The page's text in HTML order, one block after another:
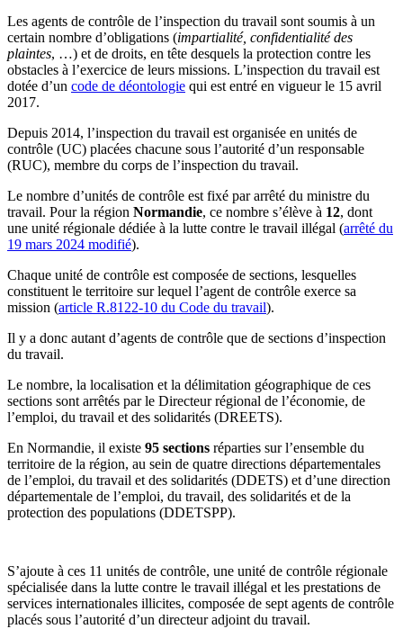
Les agents de contrôle de l’inspection du travail sont soumis à un
certain nombre d’obligations (impartialité, confidentialité des
plaintes, …) et de droits, en tête desquels la protection contre les
obstacles à l’exercice de leurs missions. L’inspection du travail est
dotée d’un code de déontologie qui est entré en vigueur le 15 avril
2017.
Depuis 2014, l’inspection du travail est organisée en unités de
contrôle (UC) placées chacune sous l’autorité d’un responsable
(RUC), membre du corps de l’inspection du travail.
Le nombre d’unités de contrôle est fixé par arrêté du ministre du
travail. Pour la région Normandie, ce nombre s’élève à 12, dont
une unité régionale dédiée à la lutte contre le travail illégal (arrêté du
19 mars 2024 modifié).
Chaque unité de contrôle est composée de sections, lesquelles
constituent le territoire sur lequel l’agent de contrôle exerce sa
mission (article R.8122-10 du Code du travail).
Il y a donc autant d’agents de contrôle que de sections d’inspection
du travail.
Le nombre, la localisation et la délimitation géographique de ces
sections sont arrêtés par le Directeur régional de l’économie, de
l’emploi, du travail et des solidarités (DREETS).
En Normandie, il existe 95 sections réparties sur l’ensemble du
territoire de la région, au sein de quatre directions départementales
de l’emploi, du travail et des solidarités (DDETS) et d’une direction
départementale de l’emploi, du travail, des solidarités et de la
protection des populations (DDETSPP).
S’ajoute à ces 11 unités de contrôle, une unité de contrôle régionale
spécialisée dans la lutte contre le travail illégal et les prestations de
services internationales illicites, composée de sept agents de contrôle
placés sous l’autorité d’un directeur adjoint du travail.